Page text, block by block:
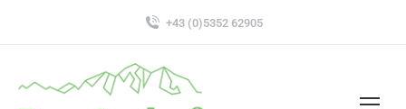
+43 (0)5352 62905